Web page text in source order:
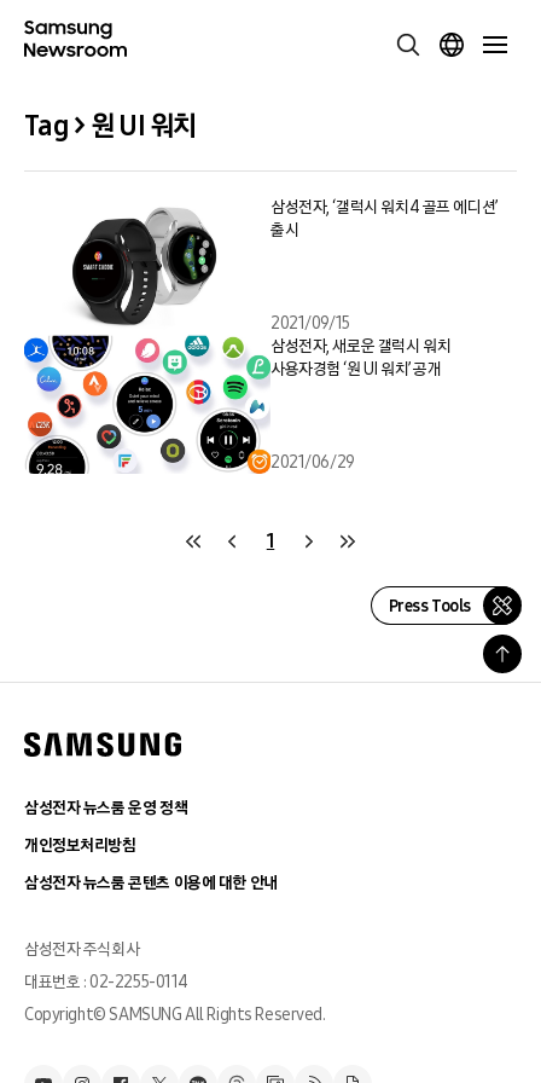
Tag > 원 UI 워치
삼성전자, ‘갤럭시 워치4 골프 에디션’
출시
2021/09/15
삼성전자, 새로운 갤럭시 워치
사용자경험 ‘원 UI 워치’ 공개
2021/06/29
1
Press Tools
삼성전자 뉴스룸 운영 정책
개인정보처리방침
삼성전자 뉴스룸 콘텐츠 이용에 대한 안내
삼성전자 주식회사
대표번호 : 02-2255-0114
Copyright© SAMSUNG All Rights Reserved.